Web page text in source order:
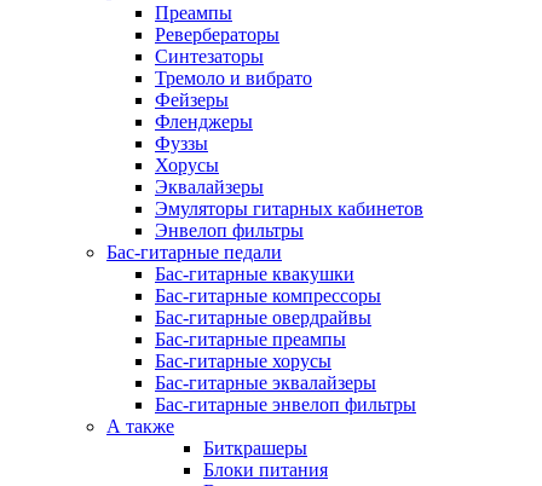
Преампы
Ревербераторы
Синтезаторы
Тремоло и вибрато
Фейзеры
Фленджеры
Фуззы
Хорусы
Эквалайзеры
Эмуляторы гитарных кабинетов
Энвелоп фильтры
Бас-гитарные педали
Бас-гитарные квакушки
Бас-гитарные компрессоры
Бас-гитарные овердрайвы
Бас-гитарные преампы
Бас-гитарные хорусы
Бас-гитарные эквалайзеры
Бас-гитарные энвелоп фильтры
А также
Биткрашеры
Блоки питания